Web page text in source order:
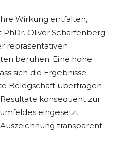
Wirkung entfalten,
Oliver Scharfenberg
repräsentativen
beruhen. Eine hohe
sich die Ergebnisse
Belegschaft übertragen
konsequent zur
eingesetzt
transparent